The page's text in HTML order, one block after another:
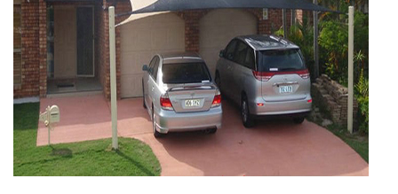
LƯỚI PHƠI NÔNG SẢN